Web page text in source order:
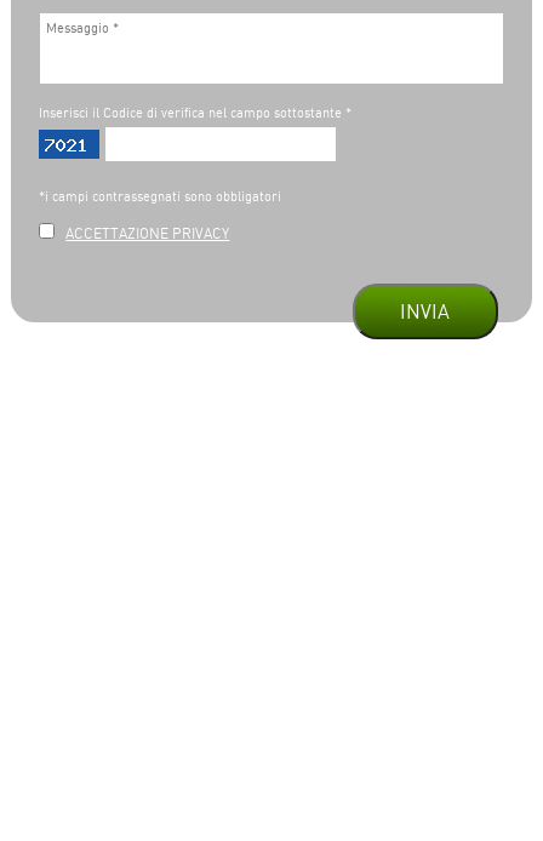
Inserisci il Codice di verifica nel campo sottostante *
*i campi contrassegnati sono obbligatori
ACCETTAZIONE PRIVACY
INVIA